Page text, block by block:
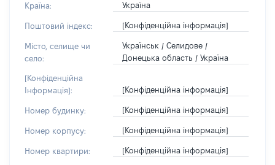
Країна: Україна
Поштовий індекс: [Конфіденційна інформація]
Місто, селище чи
село:
Українськ / Селидове /
Донецька область / Україна
[Конфіденційна
Інформація]:
[Конфіденційна інформація]
Номер будинку: [Конфіденційна інформація]
Номер корпусу: [Конфіденційна інформація]
Номер квартири: [Конфіденційна інформація]